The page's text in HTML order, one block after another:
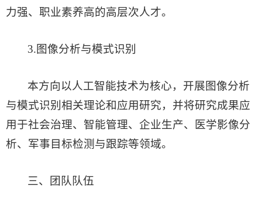
力强、职业素养高的高层次人才。
3.图像分析与模式识别
本方向以人工智能技术为核心，开展图像分析
与模式识别相关理论和应用研究，并将研究成果应
用于社会治理、智能管理、企业生产、医学影像分
析、军事目标检测与跟踪等领域。
三、团队队伍